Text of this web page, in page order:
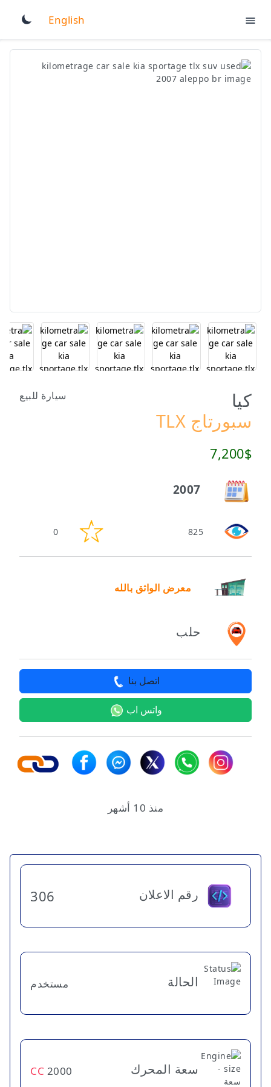
English
كيا سيارة للبيع
سبورتاج TLX
7,200$
2007
825
0
معرض الواثق بالله
حلب
اتصل بنا
واتس اب
منذ 10 أشهر
رقم الاعلان 306
الحالة مستخدم
سعة المحرك 2000
CC